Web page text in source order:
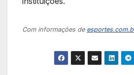
Com informações de